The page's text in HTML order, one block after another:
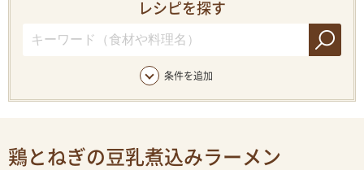
レシピを探す
条件を追加
鶏とねぎの豆乳煮込みラーメン